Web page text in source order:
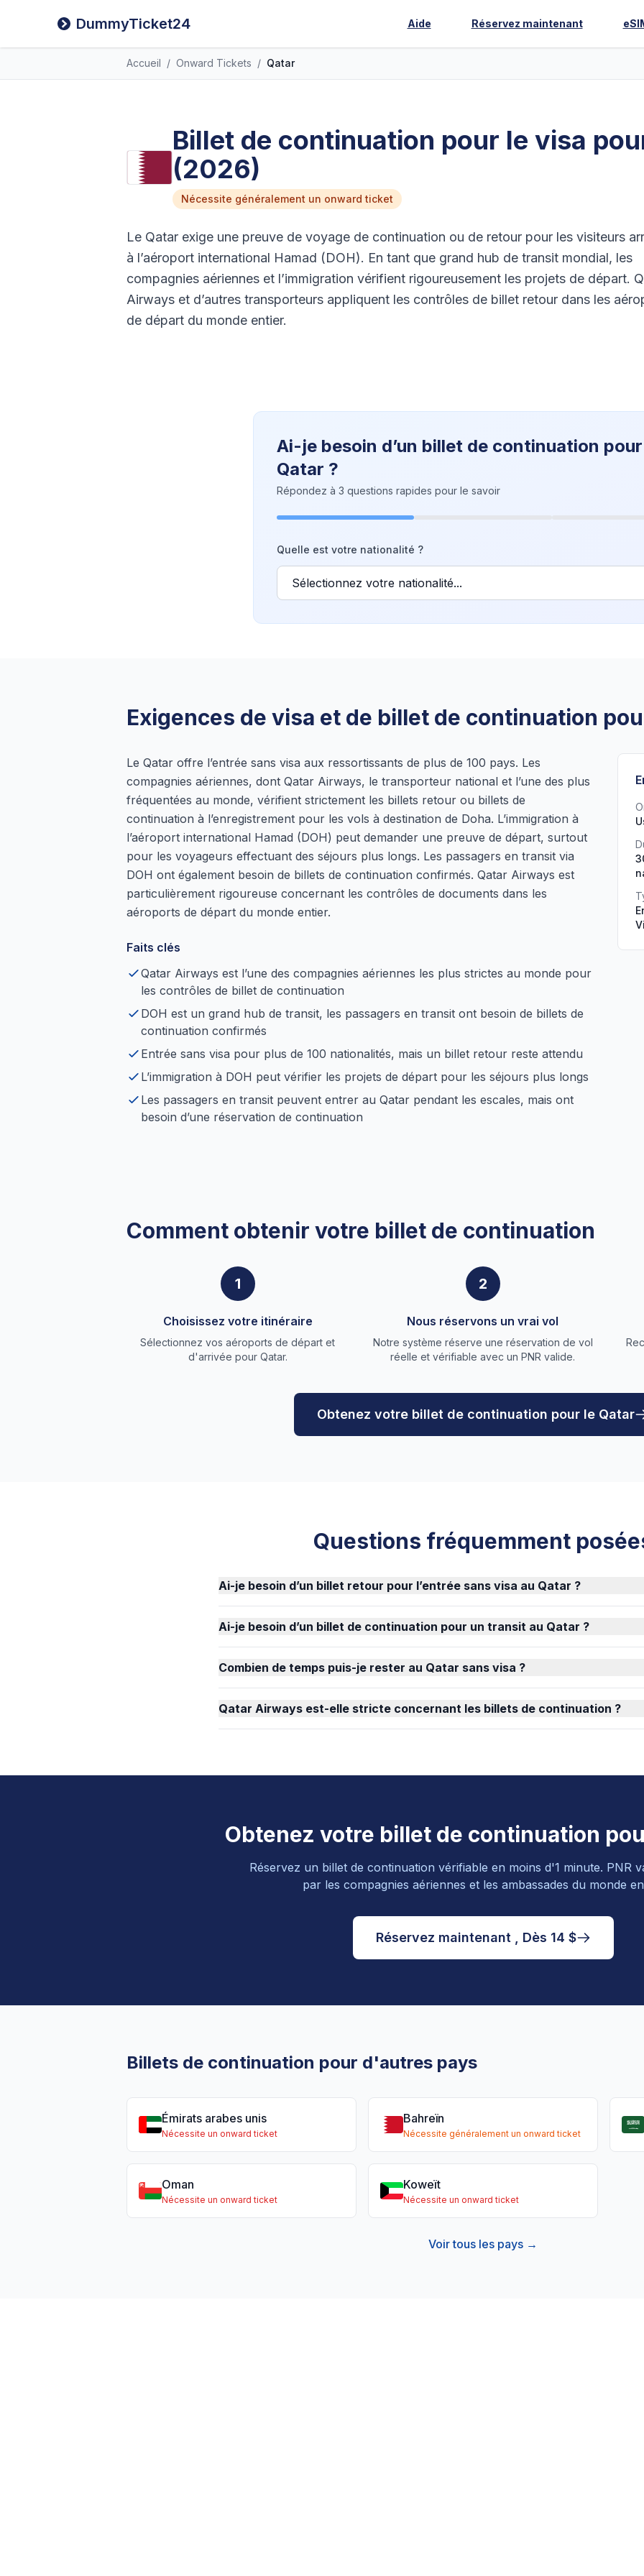
DummyTicket24 Aide Réservez maintenant
Accueil / Onward Tickets / Qatar
Billet de continuation pour le visa
(2026)
Nécessite généralement un onward ticket
Le Qatar exige une preuve de voyage de continuation ou de retour pour les visiteurs
à l’aéroport international Hamad (DOH). En tant que grand hub de transit mondial, les
compagnies aériennes et l’immigration vérifient rigoureusement les projets de départ.
Airways et d’autres transporteurs appliquent les contrôles de billet retour dans les
de départ du monde entier.
Ai-je besoin d’un billet de continuation
Qatar ?
Répondez à 3 questions rapides pour le savoir
Quelle est votre nationalité ?
Exigences de visa et de billet de continuation
Le Qatar offre l’entrée sans visa aux ressortissants de plus de 100 pays. Les
compagnies aériennes, dont Qatar Airways, le transporteur national et l’une des plus
fréquentées au monde, vérifient strictement les billets retour ou billets de
continuation à l’enregistrement pour les vols à destination de Doha. L’immigration à
l’aéroport international Hamad (DOH) peut demander une preuve de départ, surtout
pour les voyageurs effectuant des séjours plus longs. Les passagers en transit via
DOH ont également besoin de billets de continuation confirmés. Qatar Airways est
particulièrement rigoureuse concernant les contrôles de documents dans les
aéroports de départ du monde entier.
Faits clés
Qatar Airways est l’une des compagnies aériennes les plus strictes au monde pour
les contrôles de billet de continuation
DOH est un grand hub de transit, les passagers en transit ont besoin de billets de
continuation confirmés
Entrée sans visa pour plus de 100 nationalités, mais un billet retour reste attendu
L’immigration à DOH peut vérifier les projets de départ pour les séjours plus longs
Les passagers en transit peuvent entrer au Qatar pendant les escales, mais ont
besoin d’une réservation de continuation
Comment obtenir votre billet de continuation
1
Choisissez votre itinéraire
Sélectionnez vos aéroports de départ et
d'arrivée pour Qatar.
2
Nous réservons un vrai vol
Notre système réserve une réservation de vol
réelle et vérifiable avec un PNR valide.
Obtenez votre billet de continuation pour le Qatar
Questions fréquemment
Ai-je besoin d’un billet retour pour l’entrée sans visa au Qatar ?
Ai-je besoin d’un billet de continuation pour un transit au Qatar ?
Combien de temps puis-je rester au Qatar sans visa ?
Qatar Airways est-elle stricte concernant les billets de continuation ?
Obtenez votre billet de continuation
Réservez un billet de continuation vérifiable en moins d'1 minute. PNR
par les compagnies aériennes et les ambassades du monde
Réservez maintenant , Dès 14 $
Billets de continuation pour d'autres pays
Émirats arabes unis
Nécessite un onward ticket
Bahreïn
Nécessite généralement un onward ticket
Oman
Nécessite un onward ticket
Koweït
Nécessite un onward ticket
Voir tous les pays →